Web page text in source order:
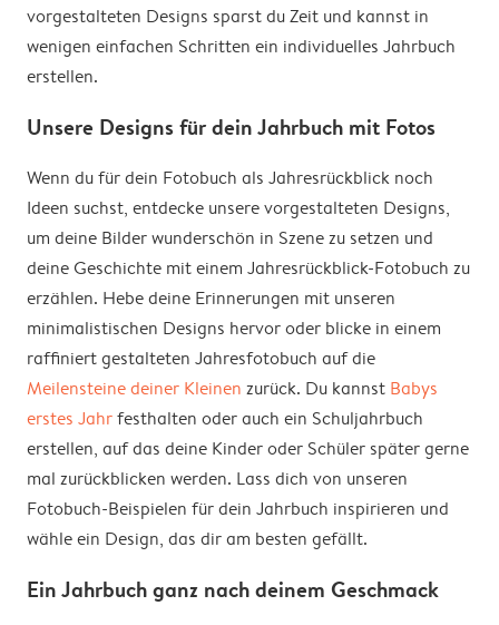
vorgestalteten Designs sparst du Zeit und kannst in
wenigen einfachen Schritten ein individuelles Jahrbuch
erstellen.
Unsere Designs für dein Jahrbuch mit Fotos
Wenn du für dein Fotobuch als Jahresrückblick noch
Ideen suchst, entdecke unsere vorgestalteten Designs,
um deine Bilder wunderschön in Szene zu setzen und
deine Geschichte mit einem Jahresrückblick-Fotobuch zu
erzählen. Hebe deine Erinnerungen mit unseren
minimalistischen Designs hervor oder blicke in einem
raffiniert gestalteten Jahresfotobuch auf die
Meilensteine deiner Kleinen zurück. Du kannst Babys
erstes Jahrfesthalten oder auch ein Schuljahrbuch
erstellen, auf das deine Kinder oder Schüler später gerne
mal zurückblicken werden. Lass dich von unseren
Fotobuch-Beispielen für dein Jahrbuch inspirieren und
wähle ein Design, das dir am besten gefällt.
Ein Jahrbuch ganz nach deinem Geschmack